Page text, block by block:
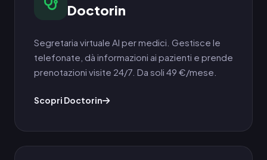
Doctorin
Segretaria virtuale AI per medici. Gestisce le
telefonate, dà informazioni ai pazienti e prende
prenotazioni visite 24/7. Da soli 49 €/mese.
Scopri Doctorin